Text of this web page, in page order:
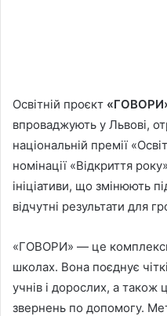
Освітній проєкт
впроваджують у Львові,
національній премії
номінації «Відкриття
ініціативи, що змінюють
відчутні результати для
«ГОВОРИ» — це
школах. Вона поєднує
учнів і дорослих, а також
звернень по допомогу.